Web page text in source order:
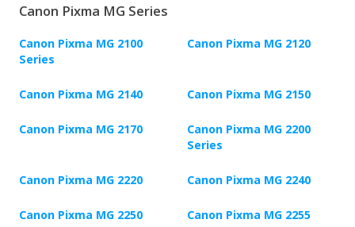
Canon Pixma MG Series
Canon Pixma MG 2100
Series
Canon Pixma MG 2120
Canon Pixma MG 2140 Canon Pixma MG 2150
Canon Pixma MG 2170
Canon Pixma MG 2200
Series
Canon Pixma MG 2220 Canon Pixma MG 2240
Canon Pixma MG 2250 Canon Pixma MG 2255